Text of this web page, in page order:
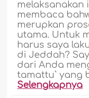
melaksanakan
membaca
merupkan
utama. Untuk
harus saya
di Jeddah?
dari Anda
tamattu` yang
Selengkapnya